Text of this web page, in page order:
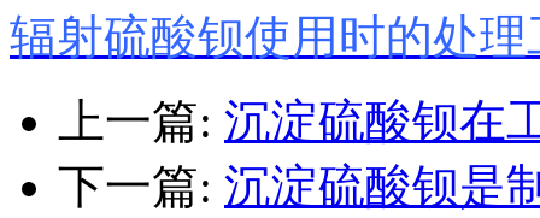
辐射硫酸钡使用时的处理
上一篇: 沉淀硫酸钡在
下一篇: 沉淀硫酸钡是